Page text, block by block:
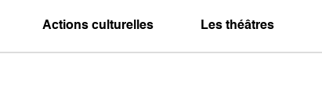
Actions culturelles Les théâtres